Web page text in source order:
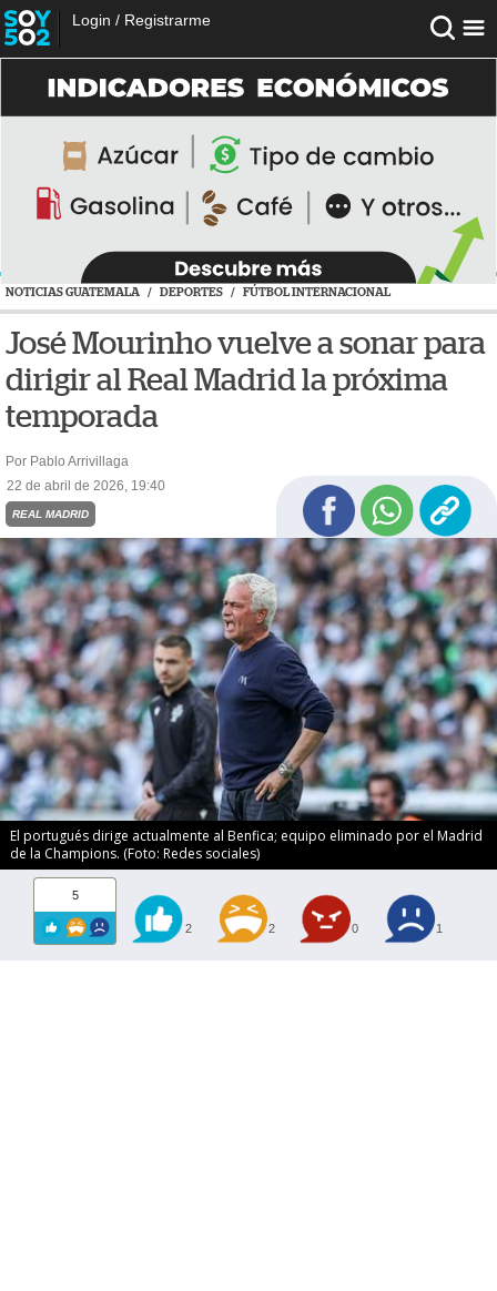
Login / Registrarme
NOTICIAS GUATEMALA / DEPORTES / FÚTBOL INTERNACIONAL
José Mourinho vuelve a sonar para
dirigir al Real Madrid la próxima
temporada
Por Pablo Arrivillaga
22 de abril de 2026, 19:40
REAL MADRID
El portugués dirige actualmente al Benfica; equipo eliminado por el Madrid
de la Champions. (Foto: Redes sociales)
5
2 2 0 1